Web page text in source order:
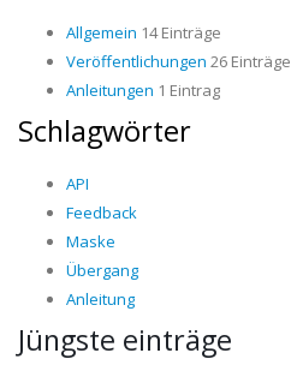
Allgemein 14 Einträge
Veröffentlichungen 26 Einträge
Anleitungen 1 Eintrag
Schlagwörter
API
Feedback
Maske
Übergang
Anleitung
Jüngste einträge